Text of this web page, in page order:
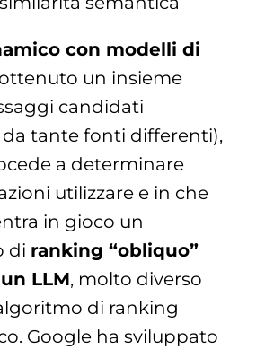
con modelli di
un insieme
candidati
tante fonti differenti),
a determinare
utilizzare e in che
in gioco un
di ranking “obliquo”
LLM, molto diverso
di ranking
Google ha sviluppato